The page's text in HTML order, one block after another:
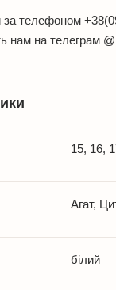
за телефоном
нам на телеграм
15, 16,
Агат,
білий